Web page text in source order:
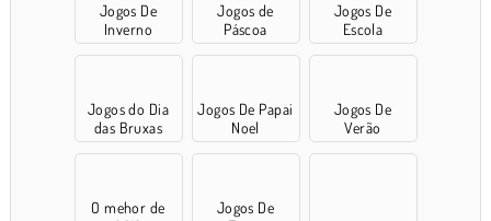
Jogos De
Inverno
Jogos de
Páscoa
Jogos De
Escola
Jogos do Dia
das Bruxas
Jogos De Papai
Noel
Jogos De
Verão
O mehor de
Jogos De